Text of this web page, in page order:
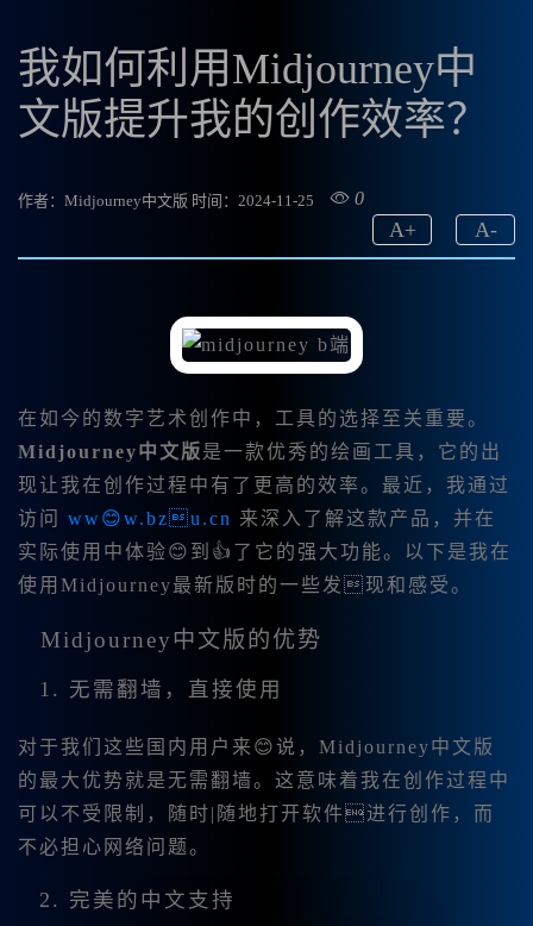
我如何利用Midjourney中
文版提升我的创作效率？
作者：Midjourney中文版 时间：2024-11-25 0
A-
A+
在如今的数字艺术创作中，工具的选择至关重要。
Midjourney中文版是一款优秀的绘画工具，它的出
现让我在创作过程中有了更高的效率。最近，我通过
访问 ww😊w.bzu.cn 来深入了解这款产品，并在
实际使用中体验😊到👍了它的强大功能。以下是我在
使用Midjourney最新版时的一些发现和感受。
Midjourney中文版的优势
1. 无需翻墙，直接使用
对于我们这些国内用户来😊说，Midjourney中文版
的最大优势就是 无需翻墙。这意味着我在创作过程中
可以不受限制，随时|随地打开软件进行创作，而
不必担心网络问题。
2. 完美的中文支持